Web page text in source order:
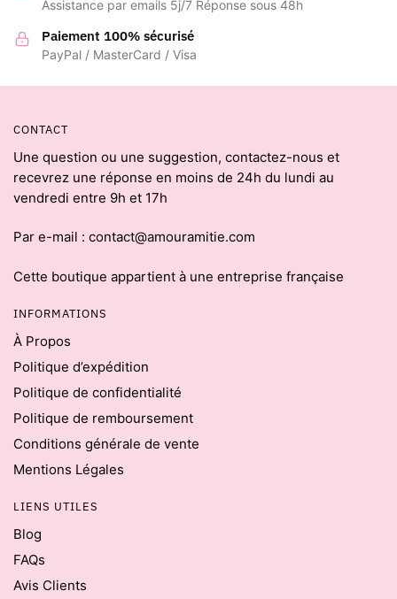
Assistance par emails 5j/7 Réponse sous 48h
Paiement 100% sécurisé
PayPal / MasterCard / Visa
CONTACT
Une question ou une suggestion, contactez-nous et
recevrez une réponse en moins de 24h du lundi au
vendredi entre 9h et 17h
Par e-mail : contact@amouramitie.com
Cette boutique appartient à une entreprise française
INFORMATIONS
À Propos
Politique d’expédition
Politique de confidentialité
Politique de remboursement
Conditions générale de vente
Mentions Légales
LIENS UTILES
Blog
FAQs
Avis Clients